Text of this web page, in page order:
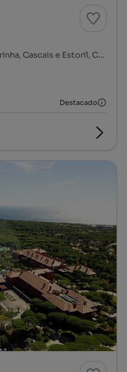
Rua das Palmeiras, Quinta da Marinha, Cascais e Estoril, Cascais, Lisboa
Destacado